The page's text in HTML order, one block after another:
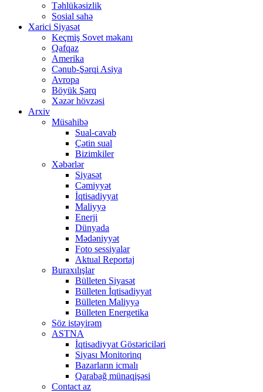
Təhlükəsizlik
Sosial sahə
Xarici Siyasət
Keçmiş Sovet məkanı
Qafqaz
Amerika
Cənub-Şərqi Asiya
Avropa
Böyük Şərq
Xəzər hövzəsi
Arxiv
Müsahibə
Sual-cavab
Çətin sual
Bizimkiler
Xəbərlər
Siyasət
Cəmiyyət
İqtisadiyyat
Maliyyə
Enerji
Dünyada
Mədəniyyət
Foto sessiyalar
Aktual Reportaj
Buraxılışlar
Bülleten Siyasət
Bülleten İqtisadiyyat
Bülleten Maliyyə
Bülleten Energetika
Söz istəyirəm
ASTNA
İqtisadiyyat Göstəriciləri
Siyası Monitorinq
Bazarların icmalı
Qarabağ münaqişəsi
Contact az